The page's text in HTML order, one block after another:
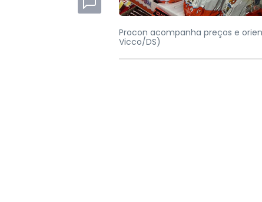
Procon acompanha preços e
Vicco/DS)